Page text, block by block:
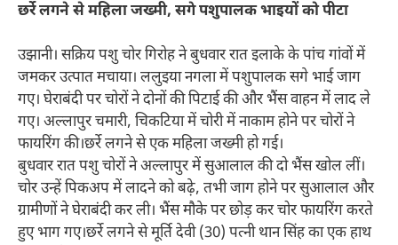
छर्रे लगने से महिला जख्मी, सगे पशुपालक भाइयों को पीटा
उझानी। सक्रिय पशु चोर गिरोह ने बुधवार रात इलाके के पांच गांवों में
जमकर उत्पात मचाया। ललुइया नगला में पशुपालक सगे भाई जाग
गए। घेराबंदी पर चोरों ने दोनों की पिटाई की और भैंस वाहन में लाद ले
गए। अल्लापुर चमारी, चिकटिया में चोरी में नाकाम होने पर चोरों ने
फायरिंग की।छर्रे लगने से एक महिला जख्मी हो गई।
बुधवार रात पशु चोरों ने अल्लापुर में सुआलाल की दो भैंस खोल लीं।
चोर उन्हें पिकअप में लादने को बढ़े, तभी जाग होने पर सुआलाल और
ग्रामीणों ने घेराबंदी कर ली। भैंस मौके पर छोड़ कर चोर फायरिंग करते
हुए भाग गए।छर्रे लगने से मूर्ति देवी (30) पत्नी थान सिंह का एक हाथ